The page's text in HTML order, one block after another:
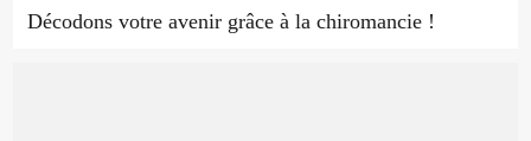
Décodons votre avenir grâce à la chiromancie !